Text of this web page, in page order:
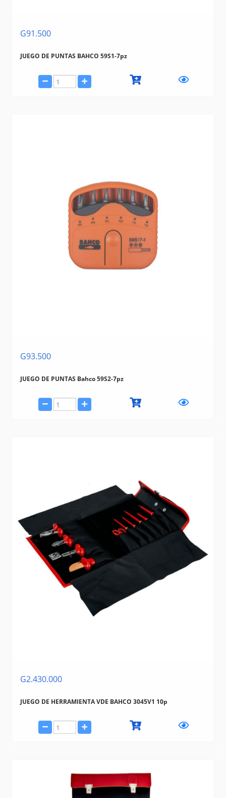
G91.500
JUEGO DE PUNTAS BAHCO 59S1-7pz
G93.500
JUEGO DE PUNTAS Bahco 59S2-7pz
G2.430.000
JUEGO DE HERRAMIENTA VDE BAHCO 3045V1 10p